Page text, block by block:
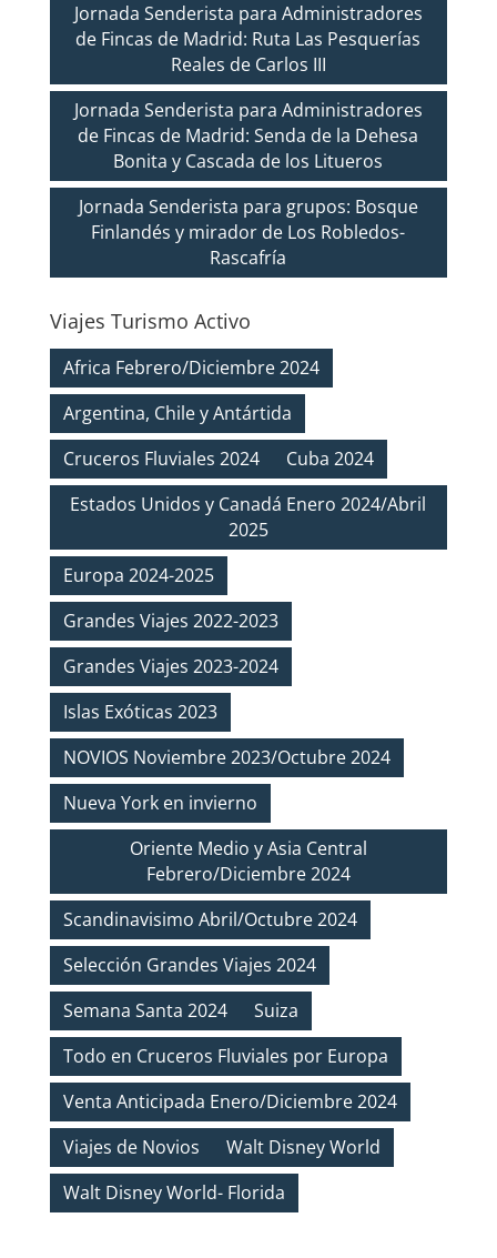
Jornada Senderista para Administradores
de Fincas de Madrid: Ruta Las Pesquerías
Reales de Carlos III
Jornada Senderista para Administradores
de Fincas de Madrid: Senda de la Dehesa
Bonita y Cascada de los Litueros
Jornada Senderista para grupos: Bosque
Finlandés y mirador de Los Robledos-
Rascafría
Viajes Turismo Activo
Africa Febrero/Diciembre 2024
Argentina, Chile y Antártida
Cruceros Fluviales 2024
Cuba 2024
Estados Unidos y Canadá Enero 2024/Abril
2025
Europa 2024-2025
Grandes Viajes 2022-2023
Grandes Viajes 2023-2024
Islas Exóticas 2023
NOVIOS Noviembre 2023/Octubre 2024
Nueva York en invierno
Oriente Medio y Asia Central
Febrero/Diciembre 2024
Scandinavisimo Abril/Octubre 2024
Selección Grandes Viajes 2024
Semana Santa 2024
Suiza
Todo en Cruceros Fluviales por Europa
Venta Anticipada Enero/Diciembre 2024
Viajes de Novios
Walt Disney World
Walt Disney World- Florida